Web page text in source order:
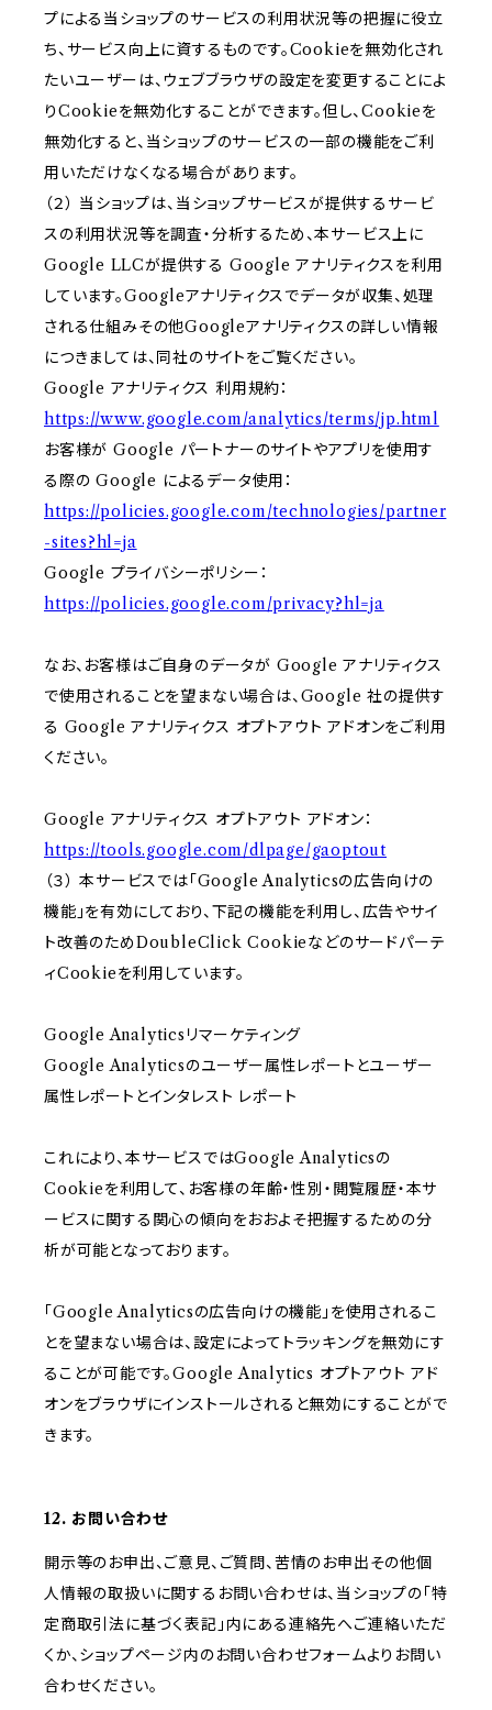
プによる当ショップのサービスの利用状況等の把握に役立
ち、サービス向上に資するものです。Cookieを無効化され
たいユーザーは、ウェブブラウザの設定を変更することによ
りCookieを無効化することができます。但し、Cookieを
無効化すると、当ショップのサービスの一部の機能をご利
用いただけなくなる場合があります。
（２） 当ショップは、当ショップサービスが提供するサービ
スの利用状況等を調査・分析するため、本サービス上に
Google LLCが提供する Google アナリティクスを利用
しています。Googleアナリティクスでデータが収集、処理
される仕組みその他Googleアナリティクスの詳しい情報
につきましては、同社のサイトをご覧ください。
Google アナリティクス 利用規約：
https://www.google.com/analytics/terms/jp.html
お客様が Google パートナーのサイトやアプリを使用す
る際の Google によるデータ使用：
https://policies.google.com/technologies/partner
-sites?hl=ja
Google プライバシーポリシー：
https://policies.google.com/privacy?hl=ja
なお、お客様はご自身のデータが Google アナリティクス
で使用されることを望まない場合は、Google 社の提供す
る Google アナリティクス オプトアウト アドオンをご利用
ください。
Google アナリティクス オプトアウト アドオン：
https://tools.google.com/dlpage/gaoptout
（３） 本サービスでは「Google Analyticsの広告向けの
機能」を有効にしており、下記の機能を利用し、広告やサイ
ト改善のためDoubleClick Cookieなどのサードパーテ
ィCookieを利用しています。
Google Analyticsリマーケティング
Google Analyticsのユーザー属性レポートとユーザー
属性レポートとインタレスト レポート
これにより、本サービスではGoogle Analyticsの
Cookieを利用して、お客様の年齢・性別・閲覧履歴・本サ
ービスに関する関心の傾向をおおよそ把握するための分
析が可能となっております。
「Google Analyticsの広告向けの機能」を使用されるこ
とを望まない場合は、設定によってトラッキングを無効にす
ることが可能です。Google Analytics オプトアウト アド
オンをブラウザにインストールされると無効にすることがで
きます。
12. お問い合わせ
開示等のお申出、ご意見、ご質問、苦情のお申出その他個
人情報の取扱いに関するお問い合わせは、当ショップの「特
定商取引法に基づく表記」内にある連絡先へご連絡いただ
くか、ショップページ内のお問い合わせフォームよりお問い
合わせください。